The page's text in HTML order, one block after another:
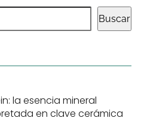
Buscar
la esencia mineral
en clave cerámica